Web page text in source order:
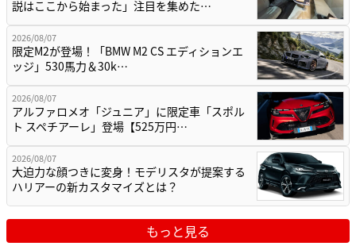
説はここから始まった」注目を集めた…
2026/08/07
限定M2が登場！「BMW M2 CS エディションエ
ッジ」530馬力＆30k…
2026/08/07
アルファロメオ「ジュニア」に限定車「スポル
ト スペチアーレ」登場【525万円…
2026/08/07
大迫力な顔つきに変身！モデリスタが提案する
ハリアーの新カスタマイズとは？
もっと見る